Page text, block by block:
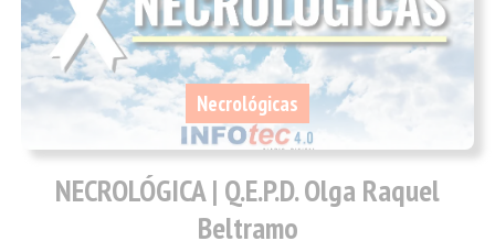
NECROLÓGICA | Q.E.P.D. Olga Raquel
Beltramo
Necrológicas